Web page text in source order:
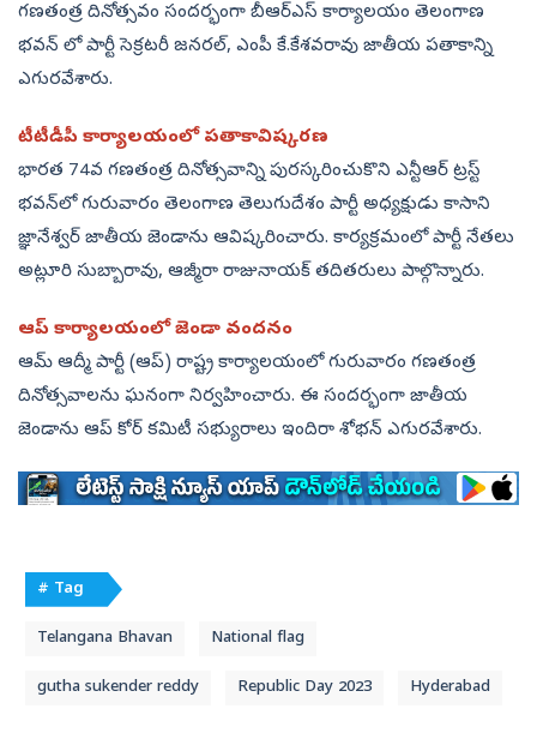
గణతంత్ర దినోత్సవం సందర్భంగా బీఆర్‌ఎస్‌ కార్యాలయం తెలంగాణ
భవన్‌ లో పార్టీ సెక్రటరీ జనరల్, ఎంపీ కే.కేశవరావు జాతీయ పతాకాన్ని
ఎగురవేశారు.
టీటీడీపీ కార్యాలయంలో పతాకావిష్కరణ
భారత 74వ గణతంత్ర దినోత్సవాన్ని పురస్కరించుకొని ఎన్టీఆర్‌ ట్రస్ట్‌
భవన్‌లో గురువారం తెలంగాణ తెలుగుదేశం పార్టీ అధ్యక్షుడు కాసాని
జ్ఞానేశ్వర్‌ జాతీయ జెండాను ఆవిష్కరించారు. కార్యక్రమంలో పార్టీ నేతలు
అట్లూరి సుబ్బారావు, ఆజ్మీరా రాజునాయక్‌ తదితరులు పాల్గొన్నారు.
ఆప్‌ కార్యాలయంలో జెండా వందనం
ఆమ్‌ ఆద్మీ పార్టీ (ఆప్‌) రాష్ట్ర కార్యాలయంలో గురువారం గణతంత్ర
దినోత్సవాలను ఘనంగా నిర్వహించారు. ఈ సందర్భంగా జాతీయ
జెండాను ఆప్‌ కోర్‌ కమిటీ సభ్యురాలు ఇందిరా శోభన్‌ ఎగురవేశారు.
# Tag
Telangana Bhavan National flag
gutha sukender reddy Republic Day 2023 Hyderabad